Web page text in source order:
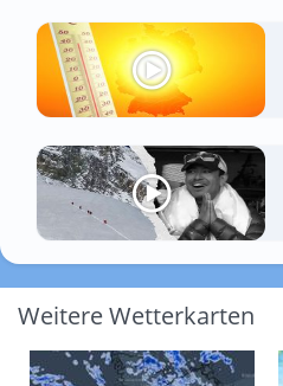
Weitere Wetterkarten